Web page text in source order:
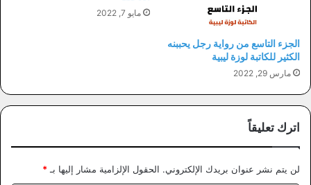
الجزء التاسع من رواية رجل يحببنه
الكثير للكاتبة لوزة ليبية
مارس 29, 2022
مايو 7, 2022
اترك تعليقاً
لن يتم نشر عنوان بريدك الإلكتروني. الحقول الإلزامية مشار إليها بـ*